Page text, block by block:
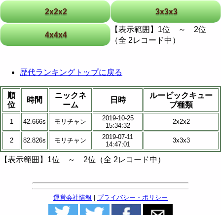
2x2x2 3x3x3
4x4x4
【表示範囲】1位 ～ 2位
（全 2レコード中）
歴代ランキングトップに戻る
順
位
時間
ニックネ
ーム
日時
ルービックキュー
ブ種類
1 42.666s モリチャン
2019-10-25
15:34:32
2x2x2
2 82.826s モリチャン
2019-07-11
14:47:01
3x3x3
【表示範囲】1位 ～ 2位（全 2レコード中）
運営会社情報 | プライバシー・ポリシー